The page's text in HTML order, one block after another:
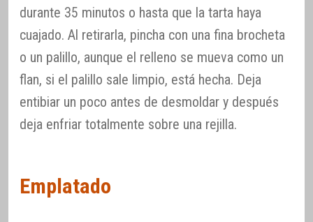
durante 35 minutos o hasta que la tarta haya
cuajado. Al retirarla, pincha con una fina brocheta
o un palillo, aunque el relleno se mueva como un
flan, si el palillo sale limpio, está hecha. Deja
entibiar un poco antes de desmoldar y después
deja enfriar totalmente sobre una rejilla.
Emplatado